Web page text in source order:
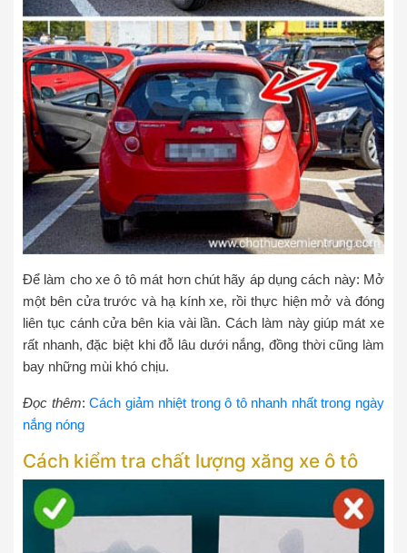
Để làm cho xe ô tô mát hơn chút hãy áp dụng cách này: Mở
một bên cửa trước và hạ kính xe, rồi thực hiện mở và đóng
liên tục cánh cửa bên kia vài lần. Cách làm này giúp mát xe
rất nhanh, đặc biệt khi đỗ lâu dưới nắng, đồng thời cũng làm
bay những mùi khó chịu.
Đọc thêm:Cách giảm nhiệt trong ô tô nhanh nhất trong ngày
nắng nóng
Cách kiểm tra chất lượng xăng xe ô tô